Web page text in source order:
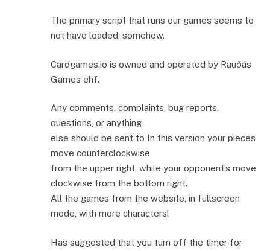
The primary script that runs our games seems to
not have loaded, somehow.
Cardgames.io is owned and operated by Rauðás
Games ehf.
Any comments, complaints, bug reports,
questions, or anything
else should be sent to In this version your pieces
move counterclockwise
from the upper right, while your opponent’s move
clockwise from the bottom right.
All the games from the website, in fullscreen
mode, with more characters!
Has suggested that you turn off the timer for